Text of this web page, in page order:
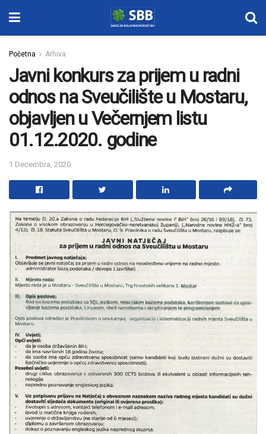
Početna Arhiva
Javni konkurs za prijem u radni
odnos na Sveučilište u Mostaru,
objavljen u Večernjem listu
01.12.2020. godine
1 Decembra, 2020